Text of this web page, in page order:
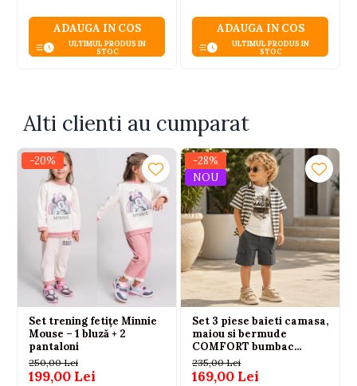
ADAUGA IN COS
ULTIMUL PRODUS IN
STOC
ADAUGA IN COS
ULTIMUL PRODUS IN
STOC
Alti clienti au cumparat
-20%
Set trening fetițe Minnie
Mouse – 1 bluză + 2
pantaloni
250,00 Lei
199,00 Lei
-28%
NOU
Set 3 piese baieti camasa,
maiou si bermude
COMFORT bumbac
albastru 3-6 ani
235,00 Lei
169,00 Lei